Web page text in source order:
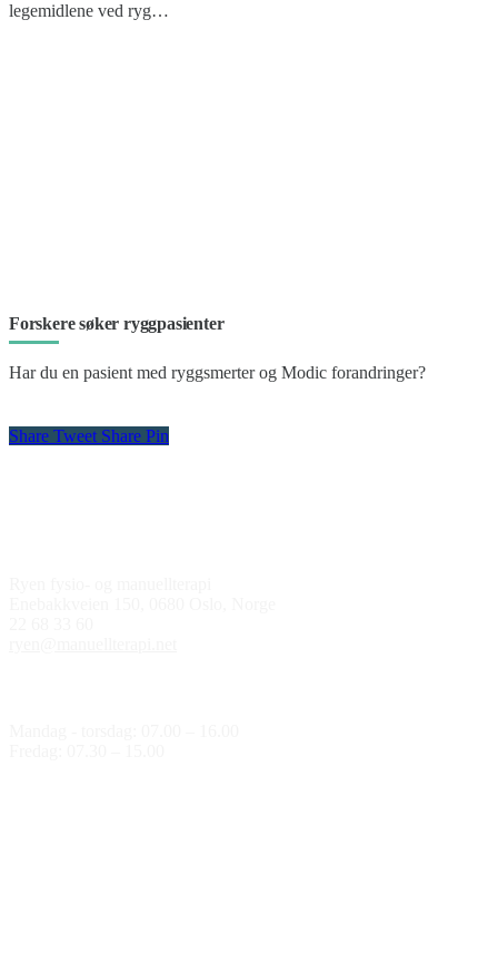
legemidlene ved ryg…
Forskere søker ryggpasienter
Har du en pasient med ryggsmerter og Modic forandringer?
Share Tweet Share Pin